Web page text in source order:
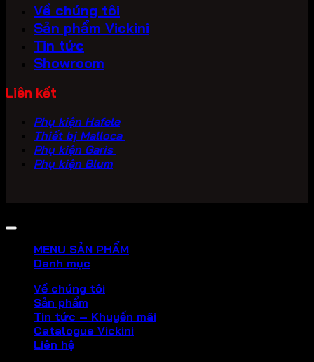
Về chúng tôi
Sản phẩm Vickini
Tin tức
Showroom
Liên kết
Phụ kiện Hafele
Thiết bị Malloca
Phụ kiện Garis
Phụ kiện Blum
MENU SẢN PHẨM
Danh mục
Về chúng tôi
Sản phẩm
Tin tức – Khuyến mãi
Catalogue Vickini
Liên hệ